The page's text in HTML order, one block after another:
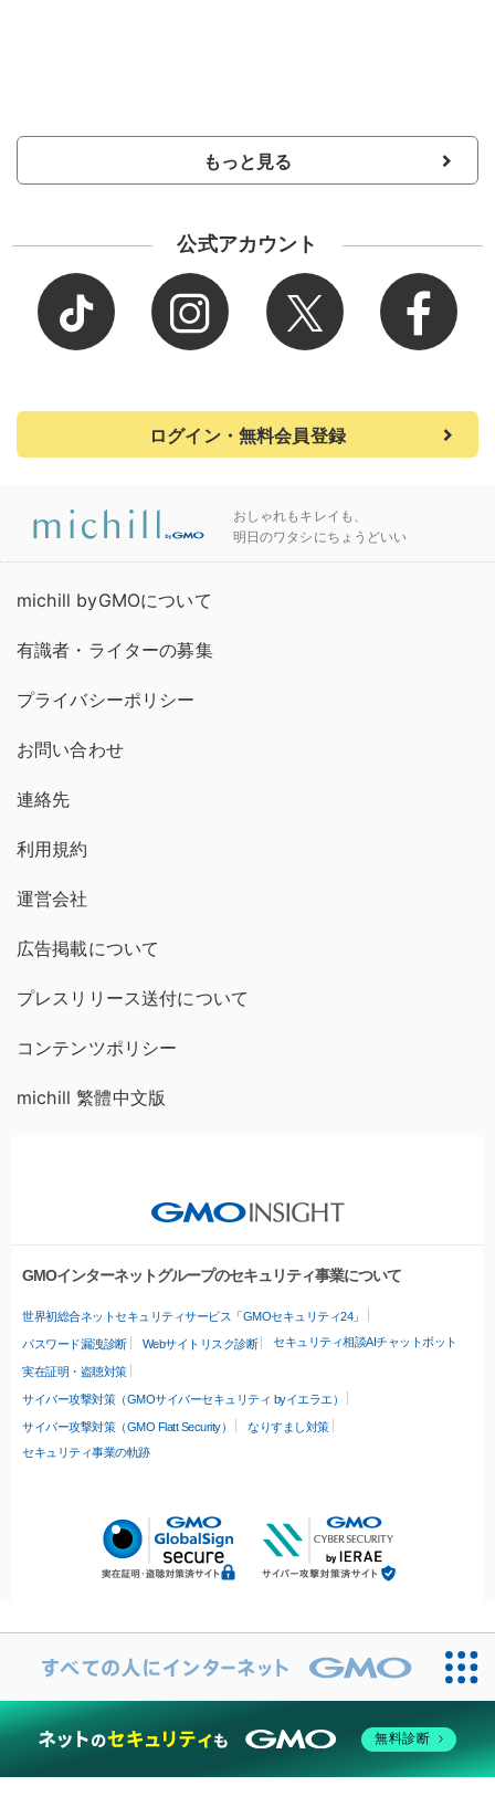
もっと見る
公式アカウント
ログイン・無料会員登録
おしゃれもキレイも、
明日のワタシにちょうどいい
michill byGMOについて
有識者・ライターの募集
プライバシーポリシー
お問い合わせ
連絡先
利用規約
運営会社
広告掲載について
プレスリリース送付について
コンテンツポリシー
michill 繁體中文版
GMOインターネットグループのセキュリティ事業について
世界初総合ネットセキュリティサービス「GMOセキュリティ24」
パスワード漏洩診断 Webサイトリスク診断 セキュリティ相談AIチャットボット
実在証明・盗聴対策
サイバー攻撃対策（GMOサイバーセキュリティ byイエラエ）
サイバー攻撃対策（GMO Flatt Security）
なりすまし対策
セキュリティ事業の軌跡
無料診断